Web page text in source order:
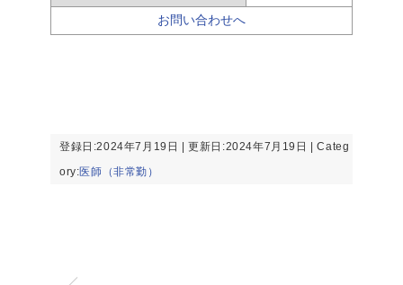
お問い合わせへ
登録日:2024年7月19日 | 更新日:2024年7月19日 | Categ
ory:医師（非常勤）